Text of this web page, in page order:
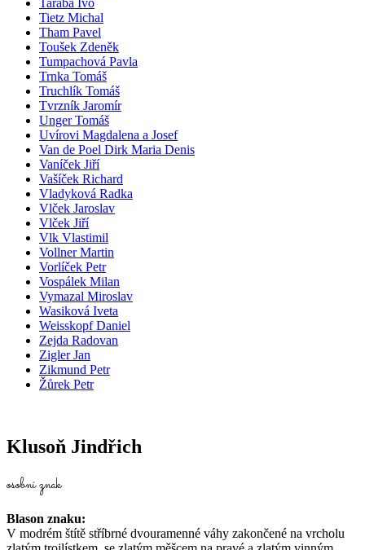
Taraba Ivo
Tietz Michal
Tham Pavel
Toušek Zdeněk
Tumpachová Pavla
Trnka Tomáš
Truchlík Tomáš
Tvrzník Jaromír
Unger Tomáš
Uvírovi Magdalena a Josef
Van de Poel Dirk Maria Denis
Vaníček Jiří
Vašíček Richard
Vladyková Radka
Vlček Jaroslav
Vlček Jiří
Vlk Vlastimil
Vollner Martin
Vorlíček Petr
Vospálek Milan
Vymazal Miroslav
Wasiková Iveta
Weisskopf Daniel
Zejda Radovan
Zigler Jan
Zikmund Petr
Žůrek Petr
Klusoň Jindřich
osobní znak
Blason znaku:
V modrém štítě stříbrné dvouramenné váhy zakončené na vrcholu